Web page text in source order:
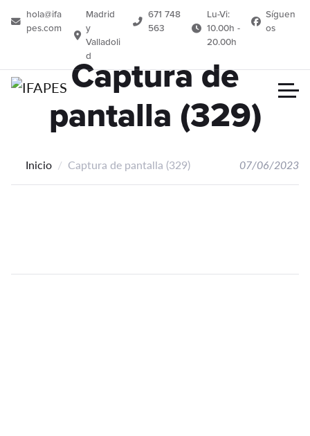
hola@ifa
pes.com
Madrid
y
Valladoli
d
671 748
563
Lu-Vi:
10.00h -
20.00h
Síguen
os
Captura de
pantalla (329)
Inicio Captura de pantalla (329) 07/06/2023